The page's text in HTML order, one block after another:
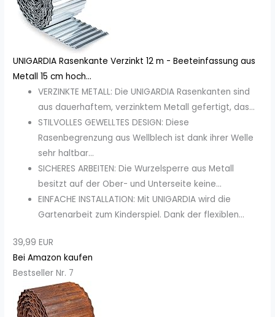
UNIGARDIA Rasenkante Verzinkt 12 m - Beeteinfassung aus
Metall 15 cm hoch...
VERZINKTE METALL: Die UNIGARDIA Rasenkanten sind
aus dauerhaftem, verzinktem Metall gefertigt, das...
STILVOLLES GEWELLTES DESIGN: Diese
Rasenbegrenzung aus Wellblech ist dank ihrer Welle
sehr haltbar...
SICHERES ARBEITEN: Die Wurzelsperre aus Metall
besitzt auf der Ober- und Unterseite keine...
EINFACHE INSTALLATION: Mit UNIGARDIA wird die
Gartenarbeit zum Kinderspiel. Dank der flexiblen...
39,99 EUR
Bei Amazon kaufen
Bestseller Nr. 7